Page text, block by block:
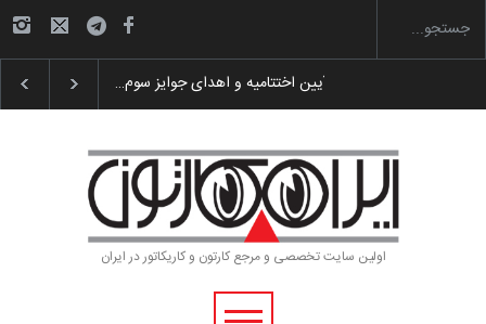
گزارش تصویری آیین اختتامیه و اهدای جوایز سوم…
اولین سایت تخصصی و مرجع کارتون و کاریکاتور در ایران